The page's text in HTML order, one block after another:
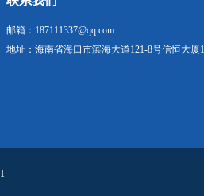
邮箱：187111337@qq.com
地址：海南省海口市滨海大道121-8号信恒大厦